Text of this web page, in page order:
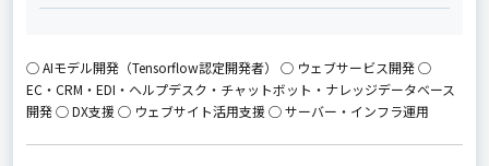
◯ AIモデル開発（Tensorflow認定開発者） ◯ ウェブサービス開発 ◯
EC・CRM・EDI・ヘルプデスク・チャットボット・ナレッジデータベース
開発 ◯ DX支援 ◯ ウェブサイト活用支援 ◯ サーバー・インフラ運用